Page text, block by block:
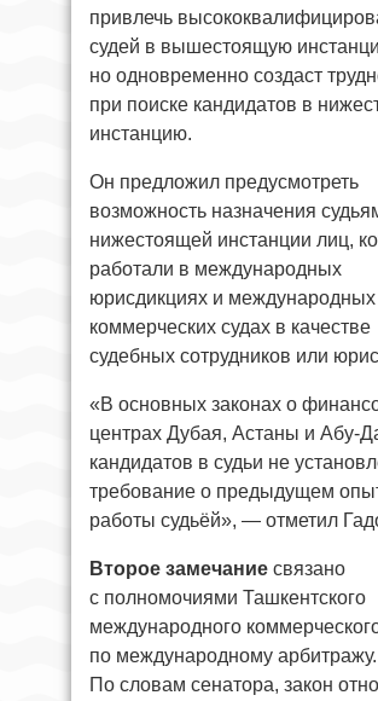
привлечь
судей в вышестоящую
но одновременно создаст
при поиске кандидатов в
инстанцию.
Он предложил предусмотреть
возможность назначения
нижестоящей инстанции лиц,
работали в международных
юрисдикциях и международных
коммерческих судах в качестве
судебных сотрудников или
«В основных законах о
центрах Дубая, Астаны и Абу-
кандидатов в судьи не
требование о предыдущем
работы судьёй», — отметил
Второе замечание связано
с полномочиями Ташкентского
международного
по международному арбитражу.
По словам сенатора, закон